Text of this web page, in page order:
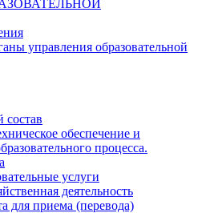
управления образовательной
состав
обеспечение и
процесса.
услуги
деятельность
для приема (перевода)